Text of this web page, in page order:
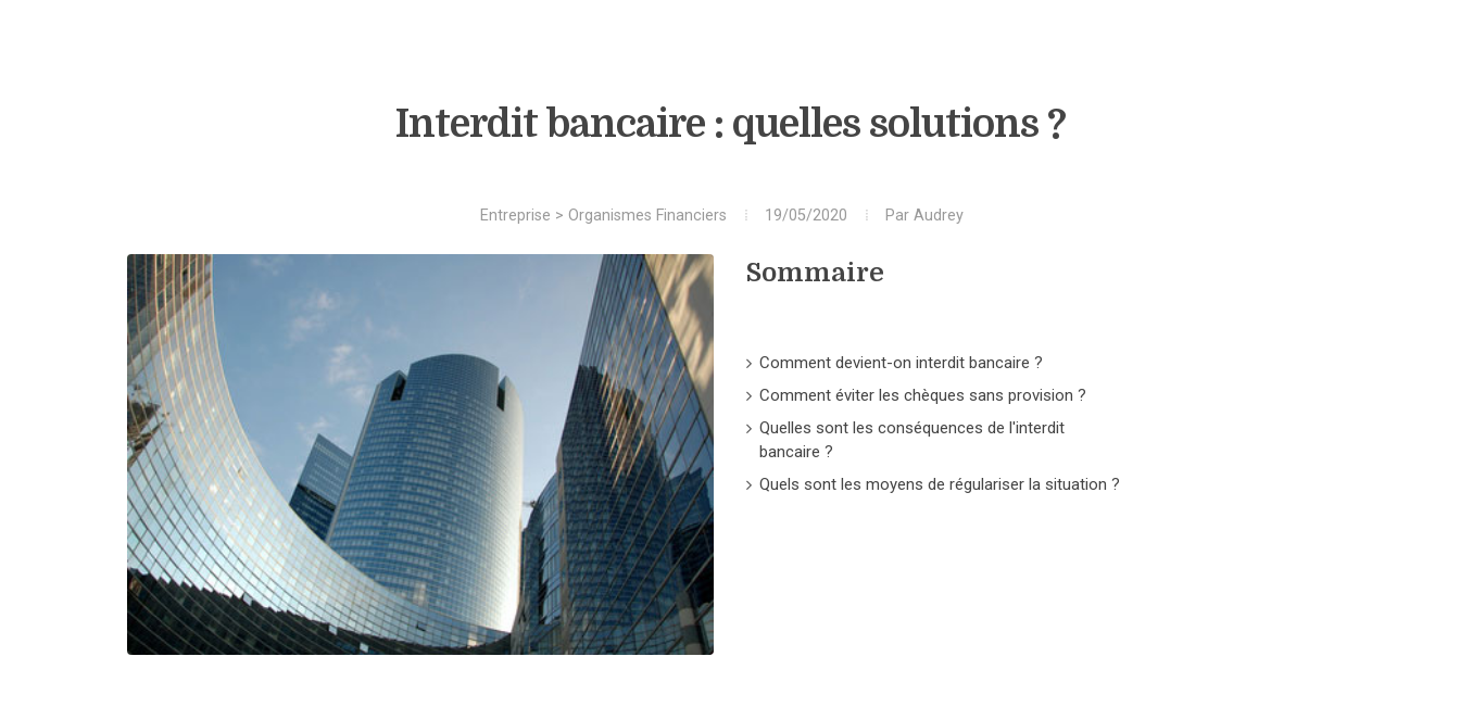
Interdit bancaire : quelles solutions ?
Entreprise > Organismes Financiers 19/05/2020 Par Audrey
Sommaire
Comment devient-on interdit bancaire ?
Comment éviter les chèques sans provision ?
Quelles sont les conséquences de l'interdit
bancaire ?
Quels sont les moyens de régulariser la situation ?